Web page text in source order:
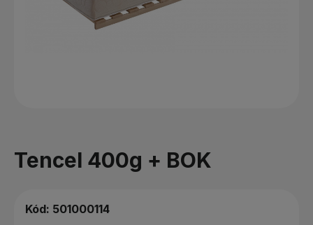
Tencel 400g + BOK
Kód: 501000114